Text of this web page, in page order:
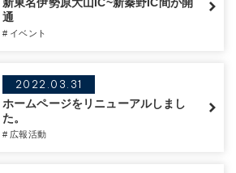
通
# イベント
2022.03.31
ホームページをリニューアルしまし
た。
# 広報活動